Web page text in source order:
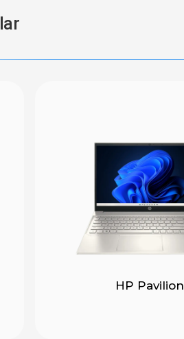
HP Pavilion